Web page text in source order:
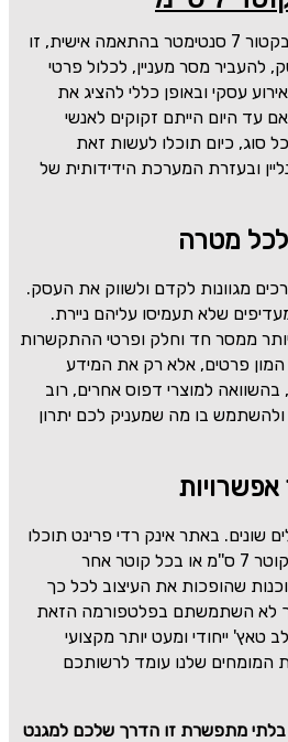
הדפסה על מגנטים עגולים בקטור 7 סנטימטר בהתאמה אישית, זו
מסר מעניין, לכלול פרטי
עסקי ובאופן כללי להציג את
עד היום הייתם זקוקים לאנשי
סוג, כיום תוכלו לעשות זאת
ובעזרת המערכת הידידותית של
לכל מטרה
מגוונות לקדם ולשווק את העסק.
שלא תעמיסו עליהם ניירת.
ממסר חד וחלק ופרטי ההתקשרות
המון פרטים, אלא רק את המידע
בהשוואה למוצרי דפוס אחרים, רוב
ולהשתמש בו מה שמעניק לכם יתרון
אפשרויות
שונים. באתר אינק רדי פרינט תוכלו
להדפיס על מגנטים עגולים קוטר 7 ס''מ או בכל קוטר אחר
שהופכות את העיצוב לכל כך
לא השתמשתם בפלטפורמה הזאת
ייחודי ומעט יותר מקצועי
המומחים שלנו עומד לרשותכם
מתפשרת זו הדרך שלכם למגנט